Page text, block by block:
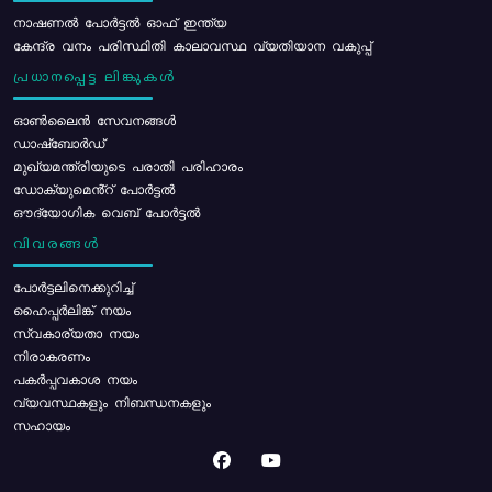
നാഷണൽ പോർട്ടൽ ഓഫ് ഇന്ത്യ
കേന്ദ്ര വനം പരിസ്ഥിതി കാലാവസ്ഥ വ്യതിയാന വകുപ്പ്
പ്രധാനപ്പെട്ട ലിങ്കുകൾ
ഓൺലൈൻ സേവനങ്ങൾ
ഡാഷ്ബോർഡ്
മുഖ്യമന്ത്രിയുടെ പരാതി പരിഹാരം
ഡോക്യുമെൻ്റ് പോർട്ടൽ
ഔദ്യോഗിക വെബ് പോർട്ടൽ
വിവരങ്ങൾ
പോര്‍ട്ടലിനെക്കുറിച്ച്
ഹൈപ്പർലിങ്ക് നയം
സ്വകാര്യതാ നയം
നിരാകരണം
പകർപ്പവകാശ നയം
വ്യവസ്ഥകളും നിബന്ധനകളും
സഹായം